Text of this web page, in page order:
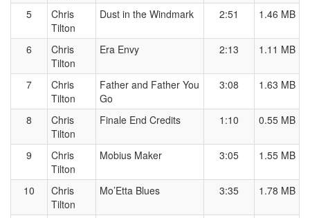
5
Chris
Tilton
Dust in the Windmark 2:51 1.46 MB
6
Chris
Tilton
Era Envy 2:13 1.11 MB
7
Chris
Tilton
Father and Father You
Go
3:08 1.63 MB
8
Chris
Tilton
Finale End Credits 1:10 0.55 MB
9
Chris
Tilton
Mobius Maker 3:05 1.55 MB
10
Chris
Tilton
Mo’Etta Blues 3:35 1.78 MB